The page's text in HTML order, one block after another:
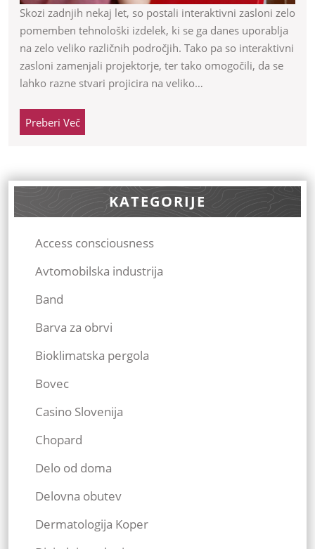
Skozi zadnjih nekaj let, so postali interaktivni zasloni zelo
pomemben tehnološki izdelek, ki se ga danes uporablja
na zelo veliko različnih področjih. Tako pa so interaktivni
zasloni zamenjali projektorje, ter tako omogočili, da se
lahko razne stvari projicira na veliko…
Preberi VečPreberi
Več
KATEGORIJE
Access consciousness
Avtomobilska industrija
Band
Barva za obrvi
Bioklimatska pergola
Bovec
Casino Slovenija
Chopard
Delo od doma
Delovna obutev
Dermatologija Koper